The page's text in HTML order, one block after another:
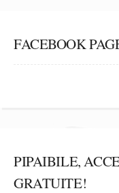
FACEBOOK
PIPAIBILE,
GRATUITE!